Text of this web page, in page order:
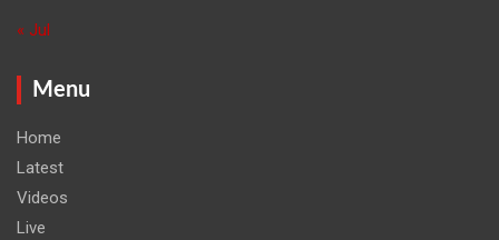
« Jul
Menu
Home
Latest
Videos
Live